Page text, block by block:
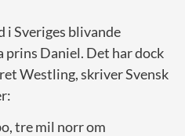
i Sveriges blivande
prins Daniel. Det har dock
Westling, skriver Svensk
tre mil norr om